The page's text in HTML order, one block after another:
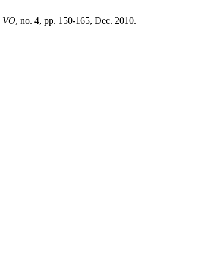
VO, no. 4, pp. 150-165, Dec. 2010.